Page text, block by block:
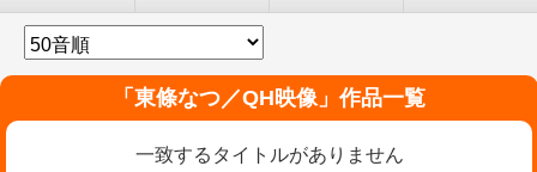
「東條なつ／QH映像」作品一覧
一致するタイトルがありません